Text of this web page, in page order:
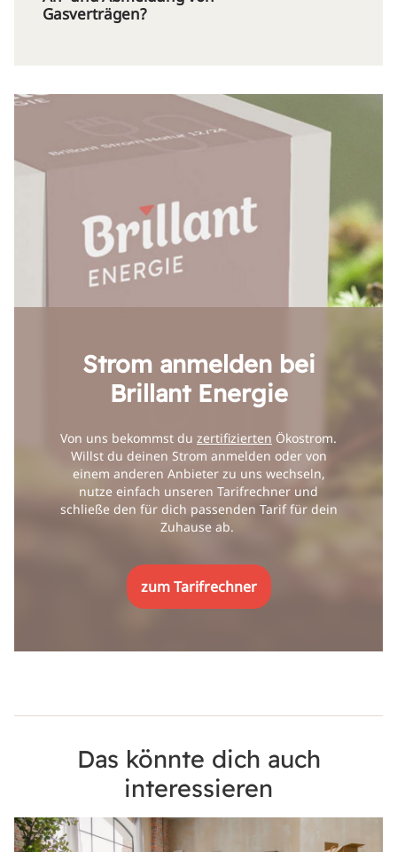
Gasverträgen?
Strom anmelden bei
Brillant Energie
Von uns bekommst du zertifizierten Ökostrom.
Willst du deinen Strom anmelden oder von
einem anderen Anbieter zu uns wechseln,
nutze einfach unseren Tarifrechner und
schließe den für dich passenden Tarif für dein
Zuhause ab.
zum Tarifrechner
Das könnte dich auch
interessieren